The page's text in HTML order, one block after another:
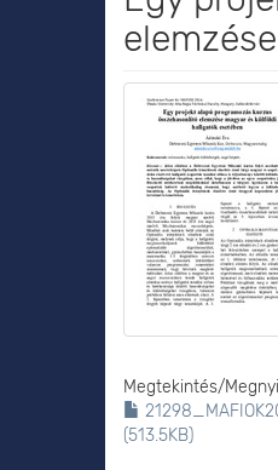
Megtekintés/
(513.5KB)